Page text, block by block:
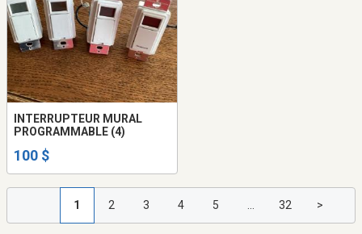
INTERRUPTEUR MURAL
PROGRAMMABLE (4)
100 $
1 2 3 4 5 ... 32 >